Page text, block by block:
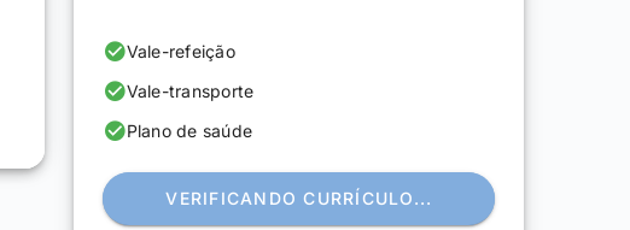
Vale-refeição
Vale-transporte
Plano de saúde
VERIFICANDO CURRÍCULO...